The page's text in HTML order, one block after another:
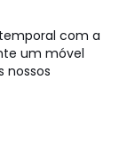
com a
um móvel
nossos
epóxi lacado